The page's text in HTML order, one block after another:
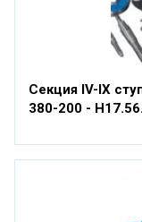
Секция IV-IX
380-200 -